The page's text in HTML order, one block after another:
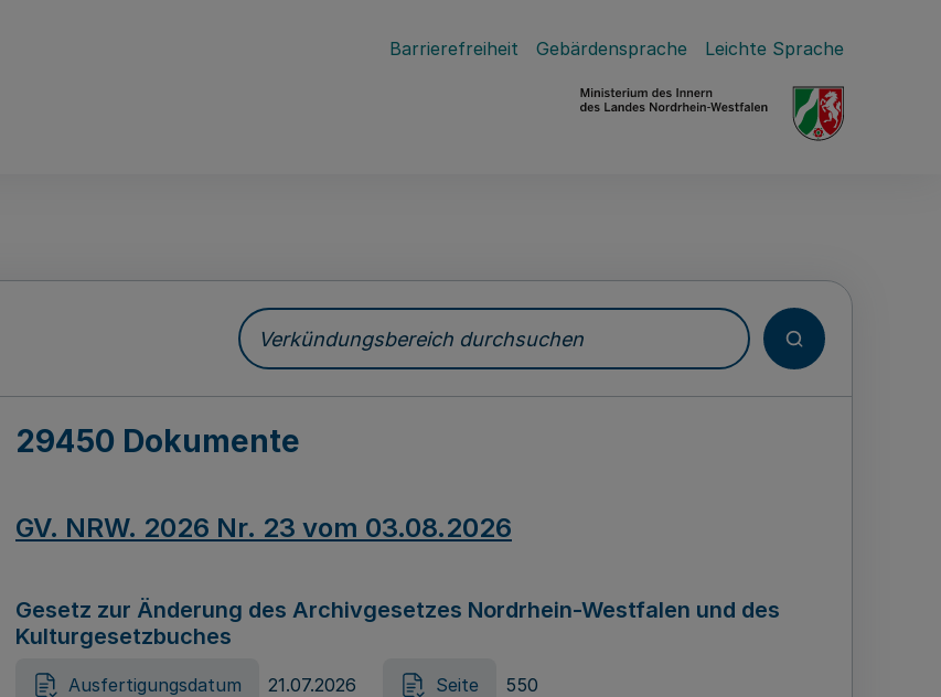
Barrierefreiheit Gebärdensprache Leichte Sprache
Verkündungsbereich durchsuchen
29450 Dokumente
GV. NRW. 2026 Nr. 23 vom 03.08.2026
Gesetz zur Änderung des Archivgesetzes Nordrhein-Westfalen und des
Kulturgesetzbuches
Ausfertigungsdatum 21.07.2026 Seite 550